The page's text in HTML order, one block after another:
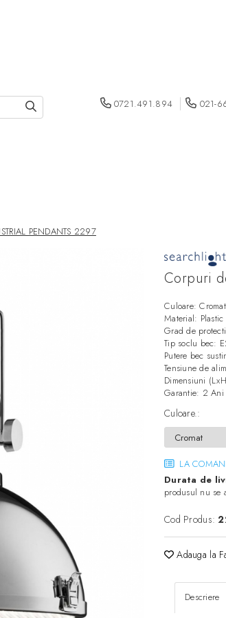
0721.491.894 021-
PENDANTS 2297
Corpuri
Culoare:
Material: Plastic
Grad de
Tip soclu bec:
Putere bec
Tensiune de
Dimensiuni
Garantie: 2 Ani
Culoare.:
LA
Durata de
produsul nu se
Cod Produs:
Adauga la
Descriere